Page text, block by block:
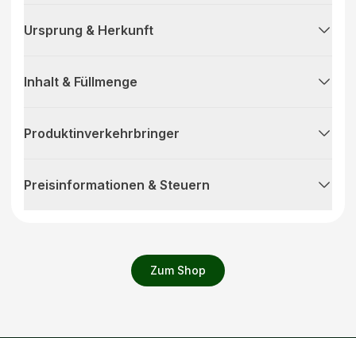
Zum Shop
Ursprung & Herkunft
Inhalt & Füllmenge
Produktinverkehrbringer
Preisinformationen & Steuern